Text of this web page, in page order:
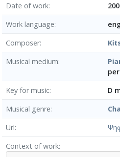
Date of work
Work language
Composer
Musical medium
Key for music
D
Musical genre
Url
Context of work